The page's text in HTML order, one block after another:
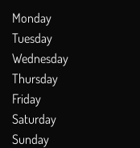
Monday
Tuesday
Wednesday
Thursday
Friday
Saturday
Sunday